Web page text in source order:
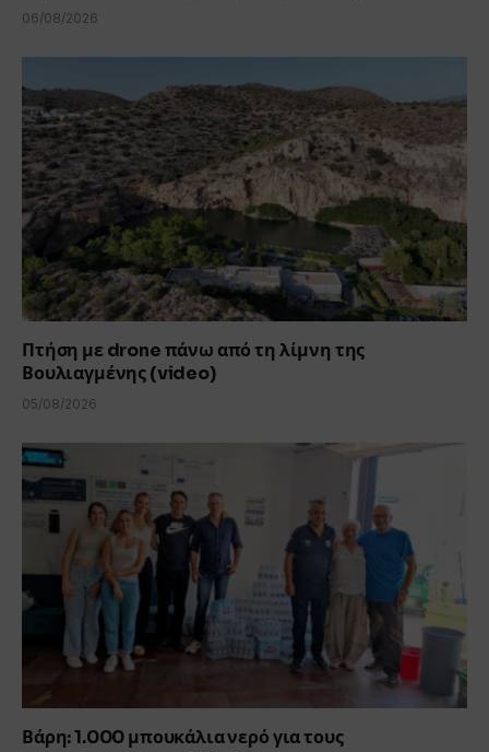
06/08/2026
Πτήση με drone πάνω από τη λίμνη της
Βουλιαγμένης (video)
05/08/2026
Βάρη: 1.000 μπουκάλια νερό για τους